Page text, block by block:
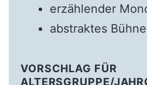
erzählender
abstraktes
VORSCHLAG FÜR
ALTERSGRUPPE/